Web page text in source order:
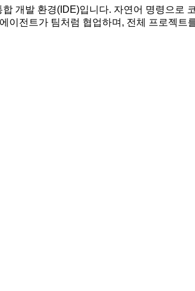
개발 환경(IDE)입니다. 자연어 명령으로
전트가 팀처럼 협업하며, 전체 프로젝트